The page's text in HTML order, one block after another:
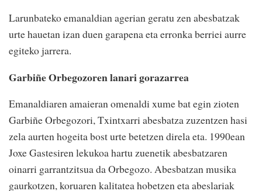
Larunbateko emanaldian agerian geratu zen abesbatzak
urte hauetan izan duen garapena eta erronka berriei aurre
egiteko jarrera.
Garbiñe Orbegozoren lanari gorazarrea
Emanaldiaren amaieran omenaldi xume bat egin zioten
Garbiñe Orbegozori, Txintxarri abesbatza zuzentzen hasi
zela aurten hogeita bost urte betetzen direla eta. 1990ean
Joxe Gastesiren lekukoa hartu zuenetik abesbatzaren
oinarri garrantzitsua da Orbegozo. Abesbatzan musika
gaurkotzen, koruaren kalitatea hobetzen eta abeslariak